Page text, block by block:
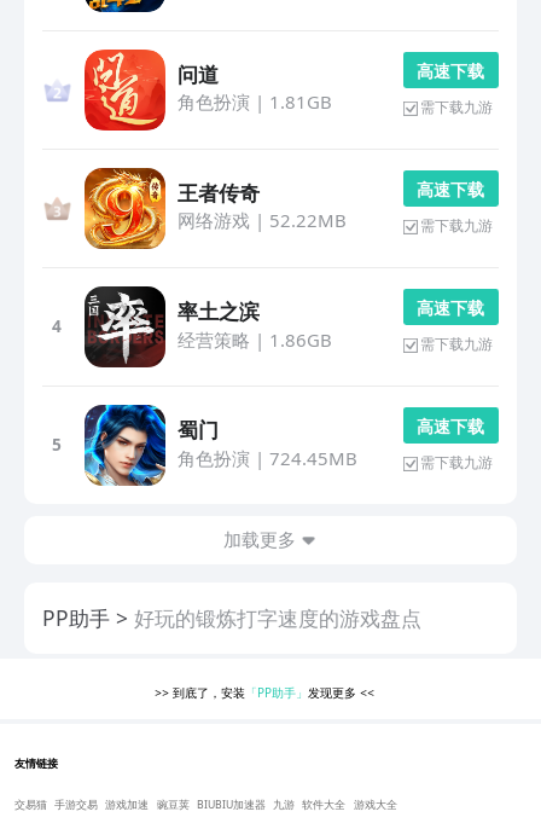
问道
角色扮演 | 1.81GB
高 速 下 载
需下载九游
王者传奇
网络游戏| 52.22MB
高 速 下 载
需下载九游
4
率土之滨
经营策略 | 1.86GB
高 速 下 载
需下载九游
5
蜀门
角色扮演 | 724.45MB
高 速 下 载
需下载九游
加载更多
PP助手 好玩的锻炼打字速度的游戏盘点
>> 到底了，安装 「PP助手」 发现更多<<
友情链接
交易猫 手游交易 游戏加速 豌豆荚 BIUBIU加速器 九游 软件大全 游戏大全